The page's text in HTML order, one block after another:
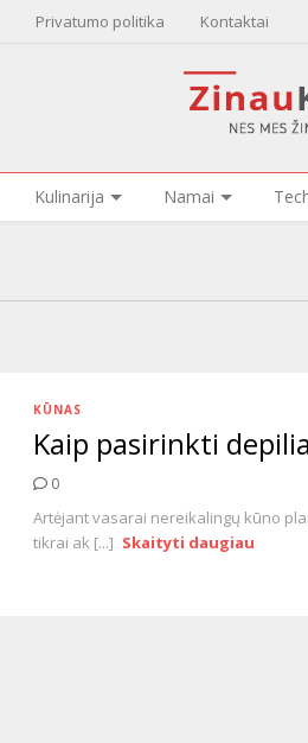
Privatumo politika Kontaktai
Kulinarija Namai
KŪNAS
Kaip pasirinkti
0
Artėjant vasarai nereikalingų kūno
tikrai ak [...] Skaityti daugiau